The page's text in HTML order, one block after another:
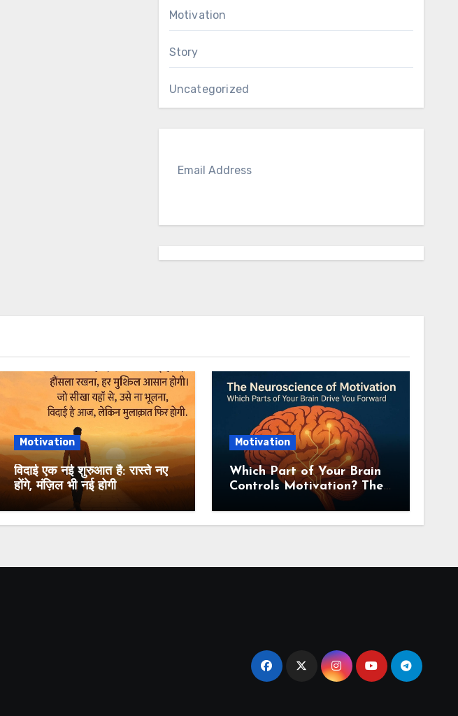
Motivation
Story
Uncategorized
Motivation
विदाई एक नई शुरुआत है: रास्ते नए
होंगे, मंज़िल भी नई होगी
Motivation
Which Part of Your Brain
Controls Motivation? The
Complete Neuroscience
Guide